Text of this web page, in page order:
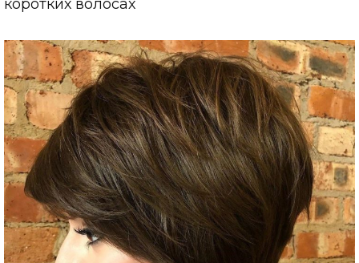
коротких волосах